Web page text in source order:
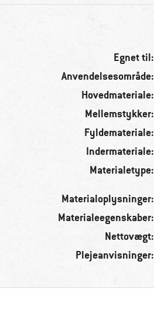
Egnet til:
Anvendelsesområde:
Hovedmateriale:
Mellemstykker:
Fyldemateriale:
Indermateriale:
Materialetype:
Materialoplysninger:
Materialeegenskaber:
Nettovægt:
Plejeanvisninger: